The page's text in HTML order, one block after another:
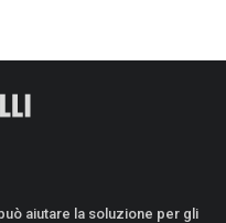
aiutare la soluzione per gli